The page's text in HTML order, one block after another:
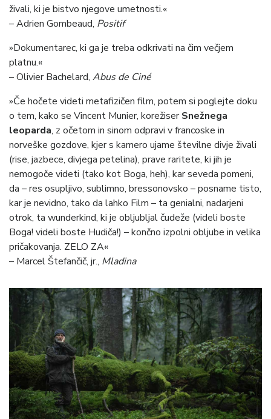
živali, ki je bistvo njegove umetnosti.«
– Adrien Gombeaud, Positif
»Dokumentarec, ki ga je treba odkrivati na čim večjem
platnu.«
–Olivier Bachelard, Abus de Ciné
»Če hočete videti metafizičen film, potem si poglejte doku
o tem, kako se Vincent Munier, korežiserSnežnega
leoparda, z očetom in sinom odpravi v francoske in
norveške gozdove, kjer s kamero ujame številne divje živali
(rise, jazbece, divjega petelina), prave raritete, ki jih je
nemogoče videti (tako kot Boga, heh), kar seveda pomeni,
da – res osupljivo, sublimno, bressonovsko – posname tisto,
kar je nevidno, tako da lahko Film – ta genialni, nadarjeni
otrok, ta wunderkind, ki je obljubljal čudeže (videli boste
Boga! videli boste Hudiča!) – končno izpolni obljube in velika
pričakovanja. ZELO ZA«
– Marcel Štefančič, jr., Mladina